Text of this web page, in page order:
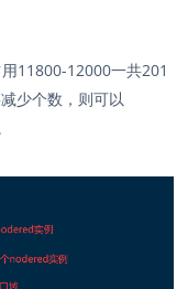
11800-12000一共201
少个数，则可以